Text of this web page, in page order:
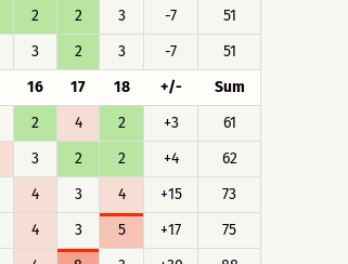
2 2 3 -7
51
3 2 3 -7
51
16 17 18 +/-
Sum
2 4 2 +3
61
3 2 2 +4
62
4 3 4 +15
73
4 3 5 +17
75